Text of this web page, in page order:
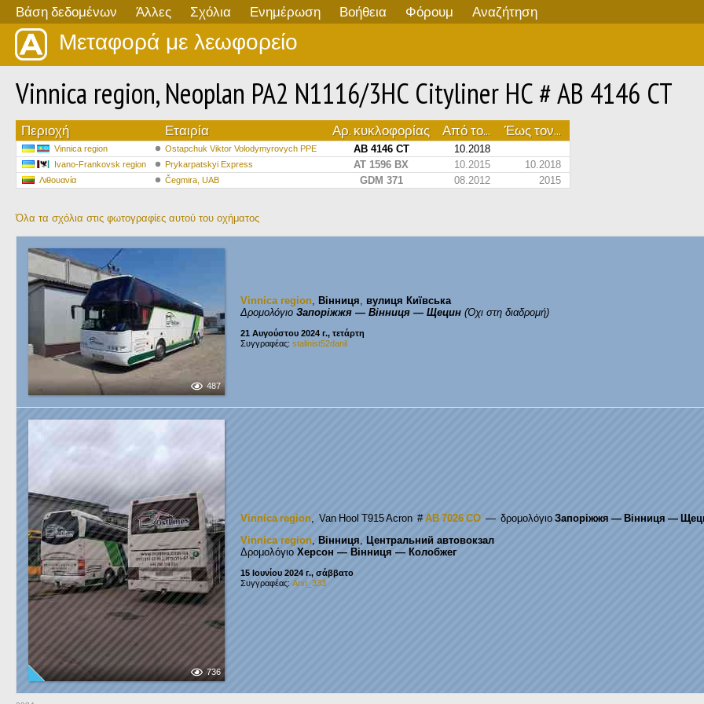
Βάση δεδομένων Άλλες Σχόλια Ενημέρωση Βοήθεια Φόρουμ Αναζήτηση
Μεταφορά με λεωφορείο
Vinnica region, Neoplan PA2 N1116/3HC Cityliner HC # AB 4146 CT
Περιοχή Εταιρία Αρ. κυκλοφορίας Από το... Έως τον...
Vinnica region Ostapchuk Viktor Volodymyrovych PPE AB 4146 CT 10.2018
Ivano-Frankovsk region Prykarpatskyi Express AT 1596 BX 10.2015 10.2018
Λιθουανία Čegmira, UAB GDM 371 08.2012 2015
Όλα τα σχόλια στις φωτογραφίες αυτού του οχήματος
487
Vinnica region, Вінниця, вулиця Київська
Δρομολόγιο Запоріжжя — Вінниця — Щецин (Όχι στη διαδρομή)
21 Αυγούστου 2024 г., τετάρτη
Συγγραφέας: stalinist52danil
736
Vinnica region, Van Hool T915 Acron #AB 7026 CO — δρομολόγιο Запоріжжя — Вінниця —
Vinnica region, Вінниця, Центральний автовокзал
Δρομολόγιο Херсон — Вінниця — Колобжег
15 Ιουνίου 2024 г., σάββατο
Συγγραφέας: Ann_333